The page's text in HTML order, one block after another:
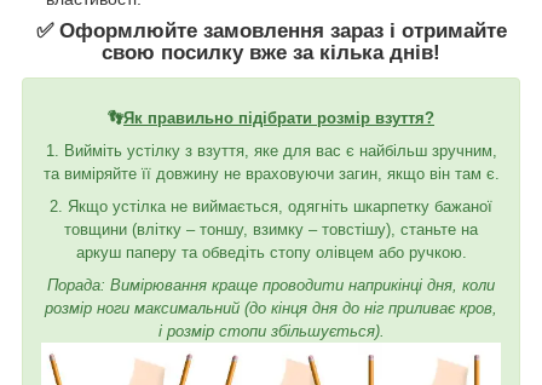
✅ Оформлюйте замовлення зараз і отримайте
свою посилку вже за кілька днів!
👣Як правильно підібрати розмір взуття?
1. Вийміть устілку з взуття, яке для вас є найбільш зручним,
та виміряйте її довжину не враховуючи загин, якщо він там є.
2. Якщо устілка не виймається, одягніть шкарпетку бажаної
товщини (влітку – тоншу, взимку – товстішу), станьте на
аркуш паперу та обведіть стопу олівцем або ручкою.
Порада: Вимірювання краще проводити наприкінці дня, коли
розмір ноги максимальний (до кінця дня до ніг приливає кров,
і розмір стопи збільшується).